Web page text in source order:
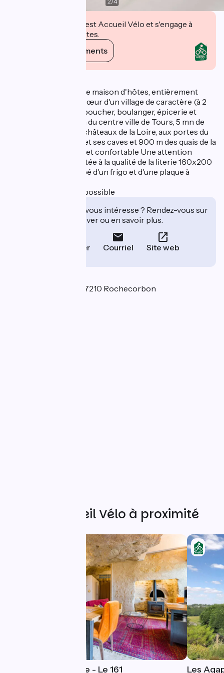
Cet établissement est Accueil Vélo et s'engage à
accueillir des cyclistes.
Voir ses engagements
Joli studio au rdc d'une maison d'hôtes, entièrement
refait à neuf situé au cœur d'un village de caractère (à 2
pas des commerces boucher, boulanger, épicerie et
tabac presse), à 10mn du centre ville de Tours, 5 mn de
l'A10, et au cœur des châteaux de la Loire, aux portes du
vignoble du Vouvray et ses caves et 900 m des quais de la
Loire Ambiance chic et confortable Une attention
particulière a été portée à la qualité de la literie 160x200
Un coin cuisine équipé d'un frigo et d'une plaque à
Garage moto et vélo possible
Cet établissement vous intéresse ? Rendez-vous sur
leur site pour réserver ou en savoir plus.
Téléphoner Courriel Site web
74 Rue des Clouets 37210 Rochecorbon
Autres Accueil Vélo à proximité
Gîtes de la Rochère - Le 161 Les